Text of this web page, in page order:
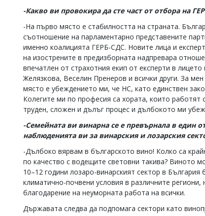
-Какво ви провокира да сте част от отбора на
-На първо място е стабилността на страната.
съотношение на парламентарно представените
именно коалицията ГЕРБ-СДС. Новите лица и
на изострените в предизборната надпревара
впечатлен от страхотния екип от експерти в
Желязкова, Веселин Пренеров и всички други. За
място е убеждението ми, че НС, като единствен
Колегите ми по професия са хората, които работят
труден, сложен и дълъг процес и дълбокото ми
-Семейната ви винарна се е превърнала в един
наблюденията ви за винарския и лозарския
-Дълбоко вярвам в българското вино! Колко са
по качество с водещите световни такива? Виното
10–12 години лозаро-винарският сектор в
климатично-почвени условия в различните
благодарение на неуморната работа на всички.
Държавата следва да подпомага сектори като